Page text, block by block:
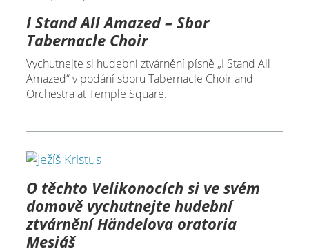
I Stand All Amazed – Sbor
Tabernacle Choir
Vychutnejte si hudební ztvárnění písně „I Stand All
Amazed“ v podání sboru Tabernacle Choir and
Orchestra at Temple Square.
O těchto Velikonocích si ve svém
domově vychutnejte hudební
ztvárnění Händelova oratoria
Mesiáš